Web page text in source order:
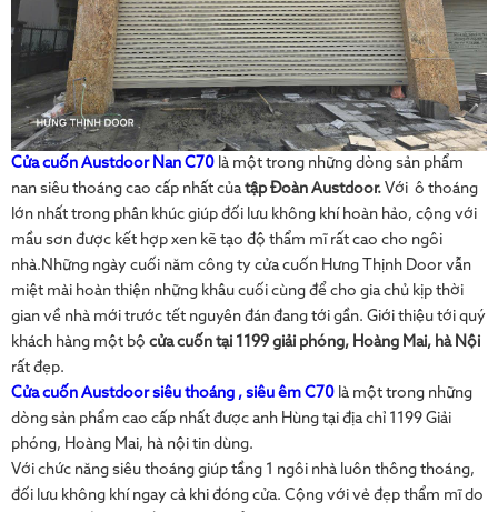
Cửa cuốn Austdoor Nan C70 là một trong những dòng sản phẩm
nan siêu thoáng cao cấp nhất củatập Đoàn Austdoor. Với ô thoáng
lớn nhất trong phân khúc giúp đối lưu không khí hoàn hảo, cộng với
mầu sơn được kết hợp xen kẽ tạo độ thẩm mĩ rất cao cho ngôi
nhà.Những ngày cuối năm công ty cửa cuốn Hưng Thịnh Door vẫn
miệt mài hoàn thiện những khâu cuối cùng để cho gia chủ kịp thời
gian về nhà mới trước tết nguyên đán đang tới gần. Giới thiệu tới quý
khách hàng một bộ cửa cuốn tại 1199 giải phóng, Hoàng Mai, hà Nội
rất đẹp.
Cửa cuốn Austdoor siêu thoáng , siêu êm C70 là một trong những
dòng sản phẩm cao cấp nhất được anh Hùng tại địa chỉ 1199 Giải
phóng, Hoàng Mai, hà nội tin dùng.
Với chức năng siêu thoáng giúp tầng 1 ngôi nhà luôn thông thoáng,
đối lưu không khí ngay cả khi đóng cửa. Cộng với vẻ đẹp thẩm mĩ do